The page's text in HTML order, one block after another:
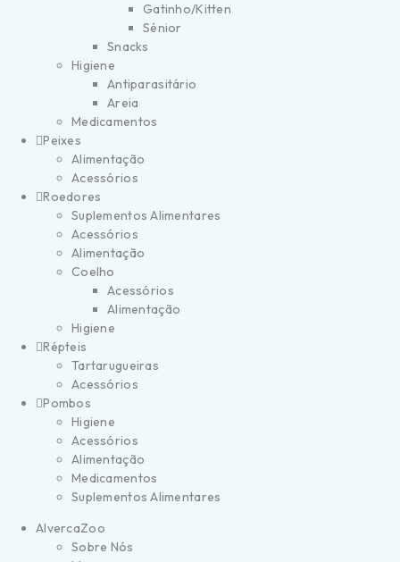
Gatinho/Kitten
Sénior
Snacks
Higiene
Antiparasitário
Areia
Medicamentos
Peixes
Alimentação
Acessórios
Roedores
Suplementos Alimentares
Acessórios
Alimentação
Coelho
Acessórios
Alimentação
Higiene
Répteis
Tartarugueiras
Acessórios
Pombos
Higiene
Acessórios
Alimentação
Medicamentos
Suplementos Alimentares
AlvercaZoo
Sobre Nós